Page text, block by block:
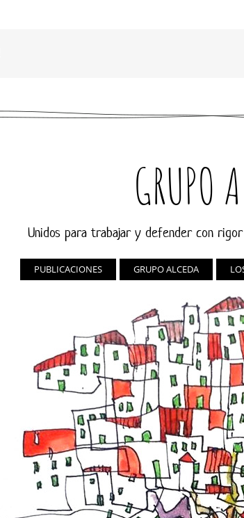
GRUPO
Unidos para trabajar y defender con
PUBLICACIONES GRUPO ALCEDA